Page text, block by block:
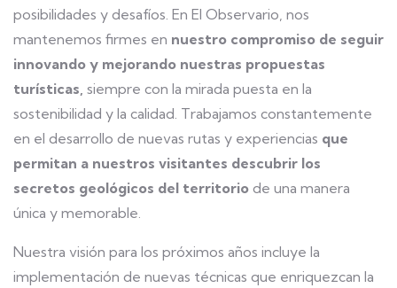
posibilidades y desafíos. En El Observario, nos
mantenemos firmes en nuestro compromiso de seguir
innovando y mejorando nuestras propuestas
turísticas, siempre con la mirada puesta en la
sostenibilidad y la calidad. Trabajamos constantemente
en el desarrollo de nuevas rutas y experiencias que
permitan a nuestros visitantes descubrir los
secretos geológicos del territorio de una manera
única y memorable.
Nuestra visión para los próximos años incluye la
implementación de nuevas técnicas que enriquezcan la